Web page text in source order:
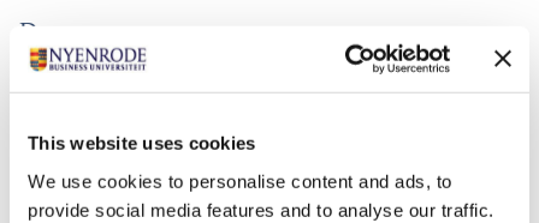
This website uses cookies
We use cookies to personalise content and ads, to
provide social media features and to analyse our traffic.
Droom vormgeven
Hoe hebben de deelnemers geleerd om succesvol te
organisatie? Jongeneel: “Het is juist essentieel om los
te komen van het idee dat je moet sturen. Een droom
is groots. Zodra je er een plan voor maakt, sla je het